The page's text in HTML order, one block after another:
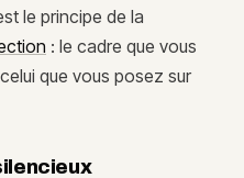
le principe de la
: le cadre que vous
que vous posez sur